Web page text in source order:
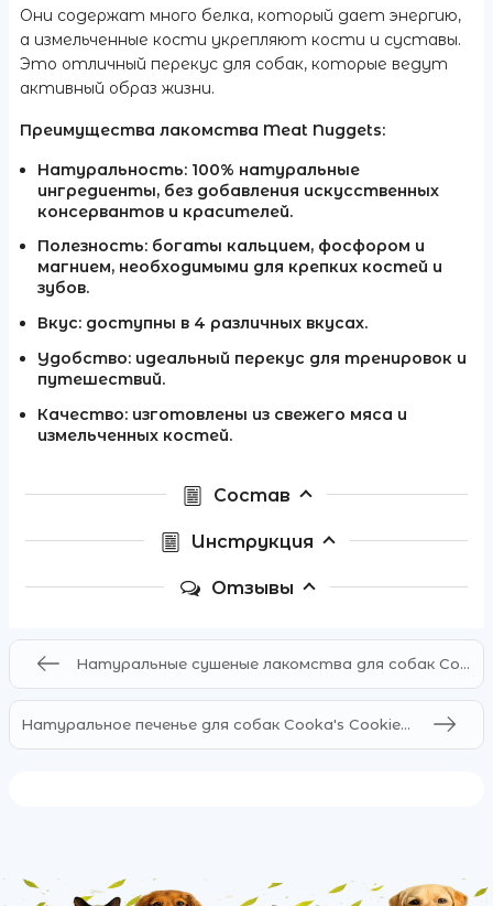
Они содержат много белка, который дает энергию,
а измельченные кости укрепляют кости и суставы.
Это отличный перекус для собак, которые ведут
активный образ жизни.
Преимущества лакомства Meat Nuggets:
Натуральность: 100% натуральные
ингредиенты, без добавления искусственных
консервантов и красителей.
Полезность: богаты кальцием, фосфором и
магнием, необходимыми для крепких костей и
зубов.
Вкус: доступны в 4 различных вкусах.
Удобство: идеальный перекус для тренировок и
путешествий.
Качество: изготовлены из свежего мяса и
измельченных костей.
Состав
Инструкция
Отзывы
Натуральные сушеные лакомства для собак Cooka's Cookies 100% Говядина
Натуральное печенье для собак Cooka's Cookies Говядина с овощами